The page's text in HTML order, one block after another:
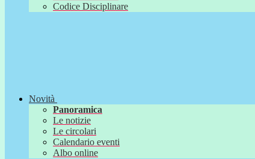
Codice Disciplinare
Novità
Panoramica
Le notizie
Le circolari
Calendario eventi
Albo online